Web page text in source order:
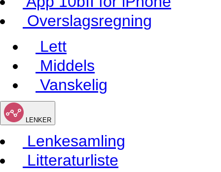
Overslagsregning
Lett
Middels
Vanskelig
LENKER
Lenkesamling
Litteraturliste